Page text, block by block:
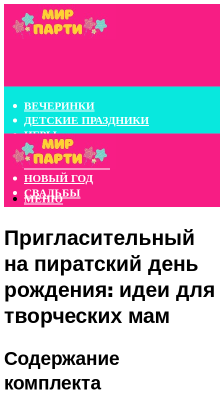
ВЕЧЕРИНКИ
ДЕТСКИЕ ПРАЗДНИКИ
ИГРЫ
КОНКУРСЫ
КОРПОРАТИВЫ
НОВЫЙ ГОД
СВАДЬБЫ
МЕНЮ
Пригласительный
на пиратский день
рождения: идеи для
творческих мам
Содержание
комплекта